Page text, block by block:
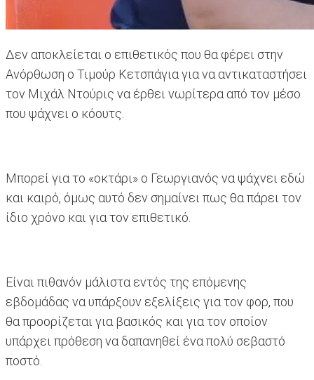
Δεν αποκλείεται ο επιθετικός που θα φέρει στην
Ανόρθωση ο Τιμούρ Κετσπάγια για να αντικαταστήσει
τον Μιχάλ Ντούρις να έρθει νωρίτερα από τον μέσο
που ψάχνει ο κόουτς.
Μπορεί για το «οκτάρι» ο Γεωργιανός να ψάχνει εδώ
και καιρό, όμως αυτό δεν σημαίνει πως θα πάρει τον
ίδιο χρόνο και για τον επιθετικό.
Είναι πιθανόν μάλιστα εντός της επόμενης
εβδομάδας να υπάρξουν εξελίξεις για τον φορ, που
θα προορίζεται για βασικός και για τον οποίον
υπάρχει πρόθεση να δαπανηθεί ένα πολύ σεβαστό
ποστό.